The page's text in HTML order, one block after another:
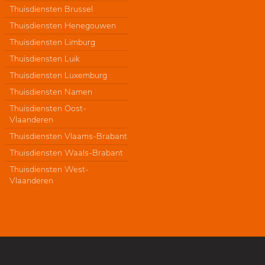
Thuisdiensten Brussel
Thuisdiensten Henegouwen
Thuisdiensten Limburg
Thuisdiensten Luik
Thuisdiensten Luxemburg
Thuisdiensten Namen
Thuisdiensten Oost-
Vlaanderen
Thuisdiensten Vlaams-Brabant
Thuisdiensten Waals-Brabant
Thuisdiensten West-
Vlaanderen